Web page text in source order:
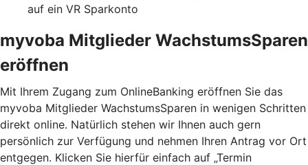
auf ein VR Sparkonto
myvoba Mitglieder WachstumsSparen
eröffnen
Mit Ihrem Zugang zum OnlineBanking eröffnen Sie das
myvoba Mitglieder WachstumsSparen in wenigen Schritten
direkt online. Natürlich stehen wir Ihnen auch gern
persönlich zur Verfügung und nehmen Ihren Antrag vor Ort
entgegen. Klicken Sie hierfür einfach auf „Termin